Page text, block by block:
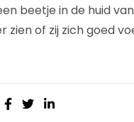
beetje in de huid
zien of zij zich goed